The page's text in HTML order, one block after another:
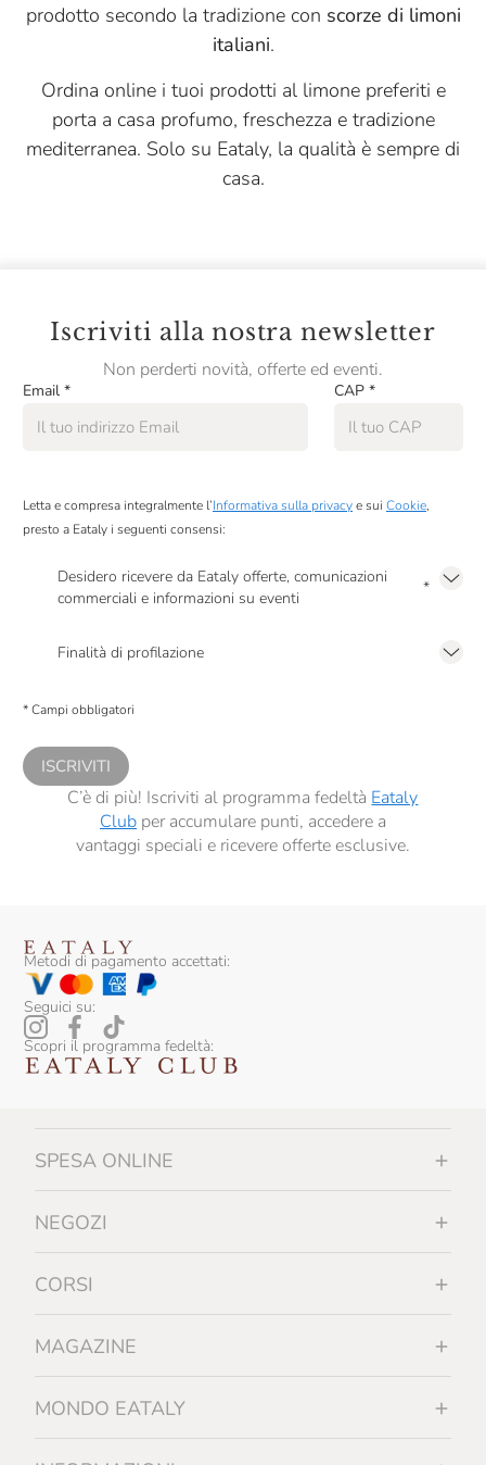
prodotto secondo la tradizione con scorze di limoni
italiani.
Ordina online i tuoi prodotti al limone preferiti e
porta a casa profumo, freschezza e tradizione
mediterranea. Solo su Eataly, la qualità è sempre di
casa.
Iscriviti alla nostra newsletter
Non perderti novità, offerte ed eventi.
Email * CAP *
Letta e compresa integralmente l’Informativa sulla privacye sui Cookie,
presto a Eataly i seguenti consensi:
Desidero ricevere da Eataly offerte, comunicazioni
commerciali e informazioni su eventi
*
Finalità di profilazione
comunicazioni commerciali personalizzate, in caso di consenso prestato ai
* Campi obbligatori
ISCRIVITI
C’è di più! Iscriviti al programma fedeltà Eataly
Clubper accumulare punti, accedere a
vantaggi speciali e ricevere offerte esclusive.
Metodi di pagamento accettati:
Seguici su:
Scopri il programma fedeltà:
SPESA ONLINE
NEGOZI
CORSI
MAGAZINE
MONDO EATALY